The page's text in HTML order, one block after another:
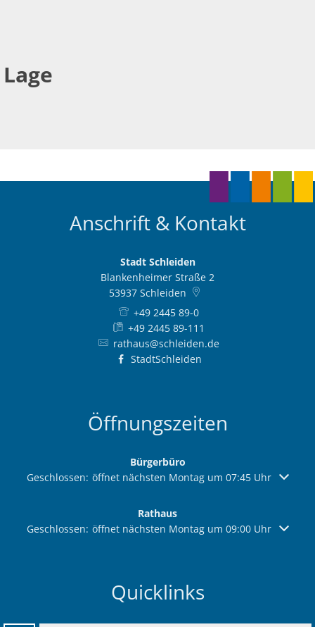
Lage
Anschrift & Kontakt
Stadt Schleiden
Blankenheimer Straße 2
53937 Schleiden
+49 2445 89-0
+49 2445 89-111
rathaus@schleiden.de
StadtSchleiden
Öffnungszeiten
Bürgerbüro
Klicken, um weitere Öffnungs- oder Schließzeiten
Geschlossen: öffnet nächsten Montag um 07:45 Uhr
Rathaus
Klicken, um weitere Öffnungs- oder Schließzeiten
Geschlossen: öffnet nächsten Montag um 09:00 Uhr
Quicklinks